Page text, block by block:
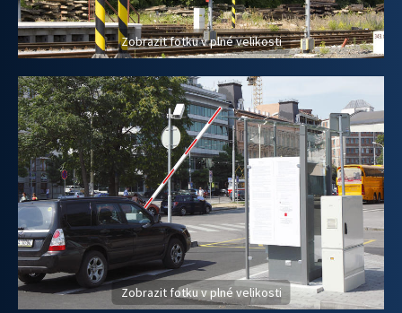
Zobrazit fotku v plné velikosti
Zobrazit fotku v plné velikosti